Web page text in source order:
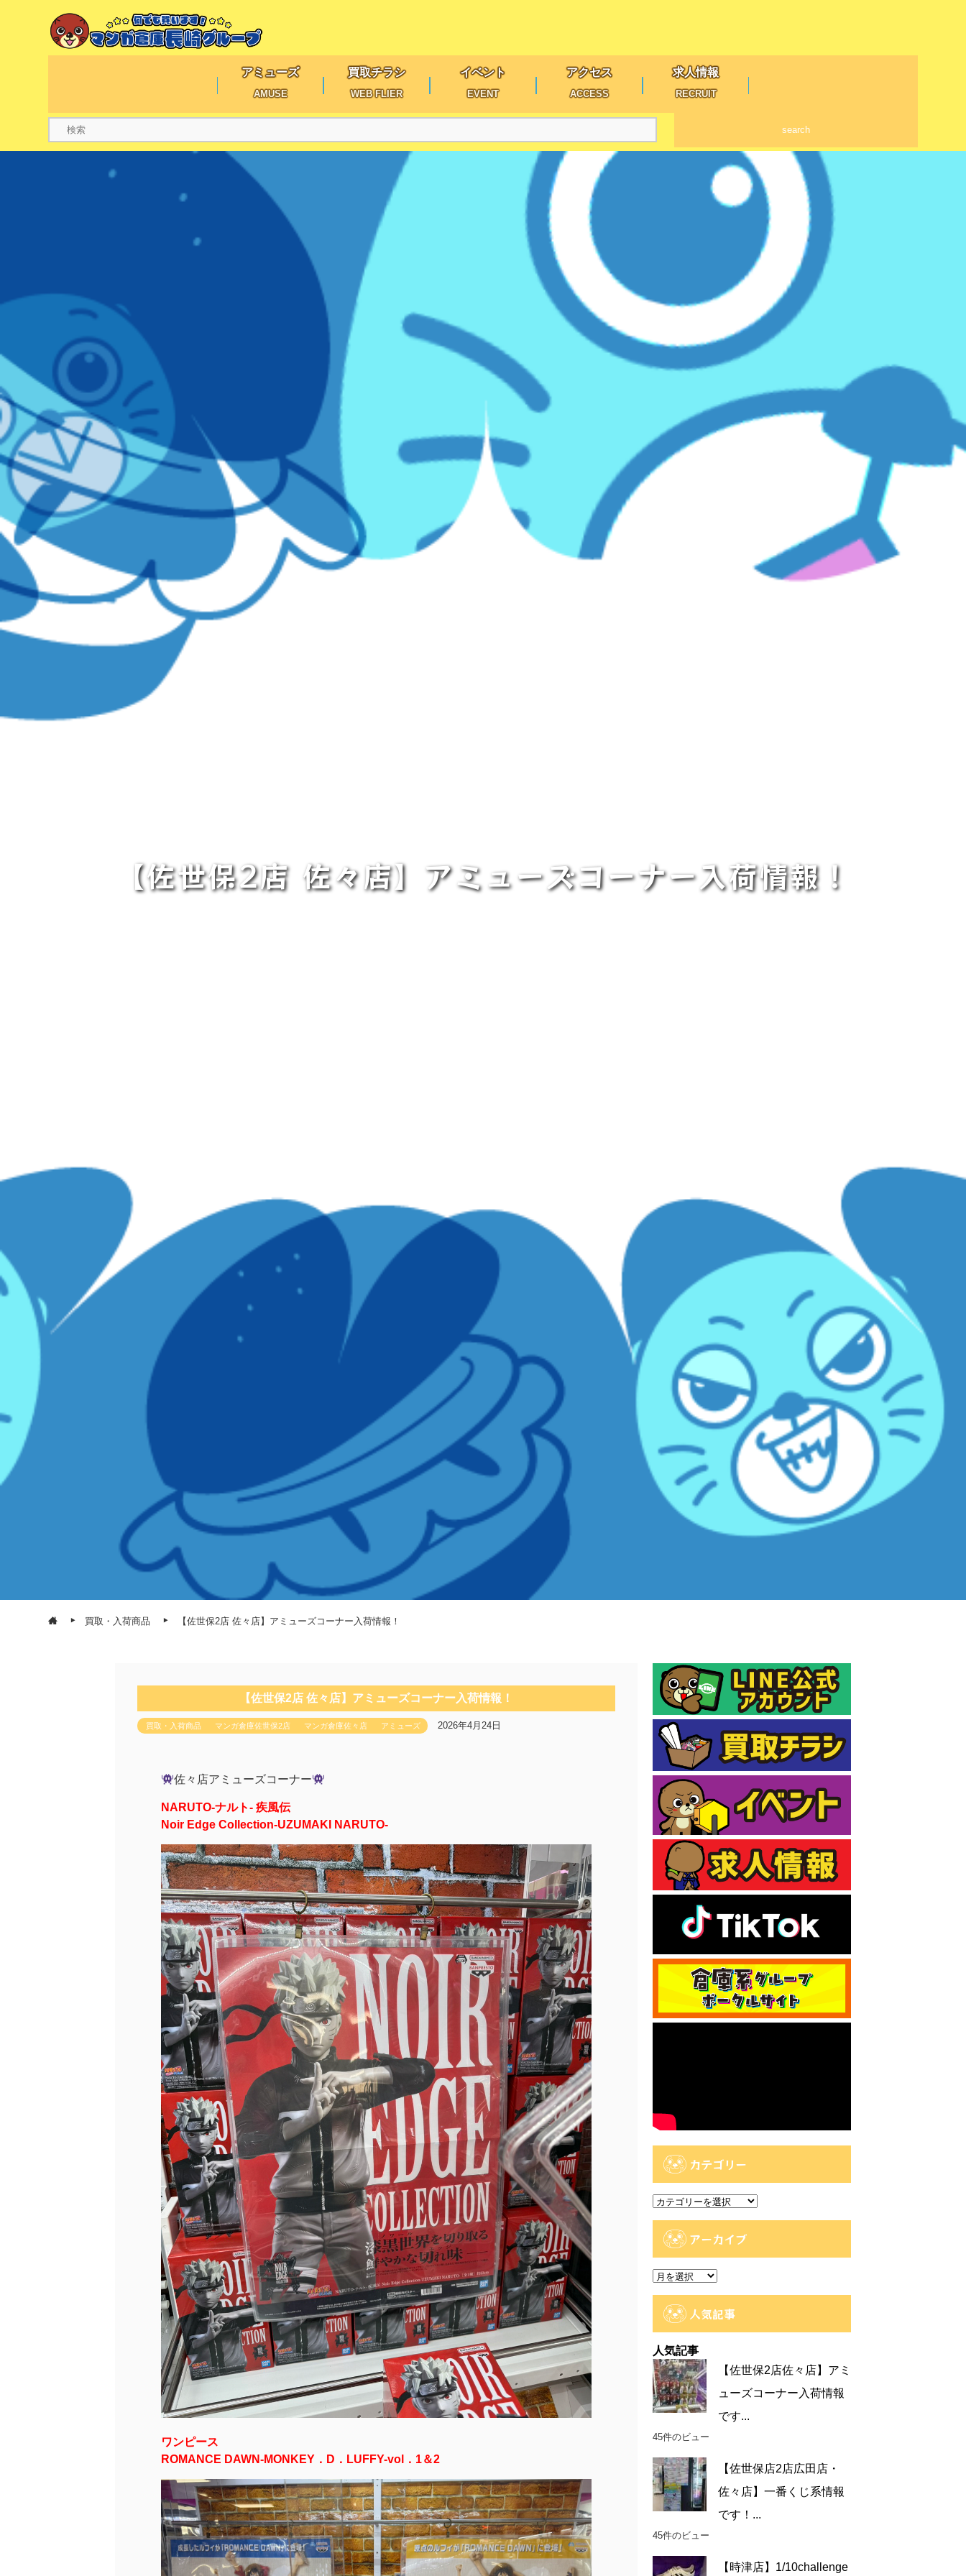
アミューズ
AMUSE
買取チラシ
WEB FLIER
イベント
EVENT
アクセス
ACCESS
求人情報
RECRUIT
search
【佐世保2店 佐々店】アミューズコーナー入荷情報！
買取・入荷商品 【佐世保2店 佐々店】アミューズコーナー入荷情報！
【佐世保2店 佐々店】アミューズコーナー入荷情報！
買取・入荷商品 マンガ倉庫佐世保2店 マンガ倉庫佐々店 アミューズ 2026年4月24日
佐々店アミューズコーナー
NARUTO-ナルト- 疾風伝
Noir Edge Collection-UZUMAKI NARUTO-
ワンピース
ROMANCE DAWN-MONKEY．D．LUFFY-vol．1＆2
カテゴリー
カ
アーカイブ
ア
人気記事
人気記事
【佐世保2店佐々店】アミ
ューズコーナー入荷情報
です...
45件のビュー
【佐世保店2店広田店・
佐々店】一番くじ系情報
です！...
45件のビュー
【時津店】1/10challenge